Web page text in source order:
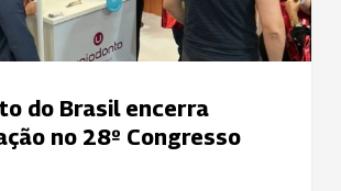
do Brasil encerra
no 28º Congresso